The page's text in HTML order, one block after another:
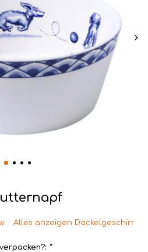
Alles anzeigen Dackelgeschirr
*